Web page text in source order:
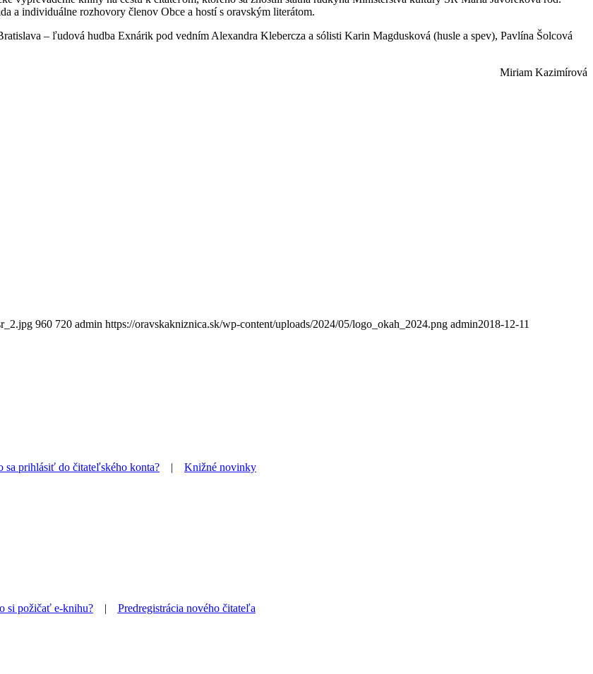
a individuálne rozhovory členov Obce a hostí s oravským literátom.
– ľudová hudba Exnárik pod vedním Alexandra Klebercza a sólisti Karin Magdusková (husle a spev), Pavlína Šolcová
Miriam Kazimírová
960 720 admin https://oravskakniznica.sk/wp-content/uploads/2024/05/logo_okah_2024.png admin2018-12-11
sa prihlásiť do čitateľského konta? | Knižné novinky
si požičať e-knihu?| Predregistrácia nového čitateľa